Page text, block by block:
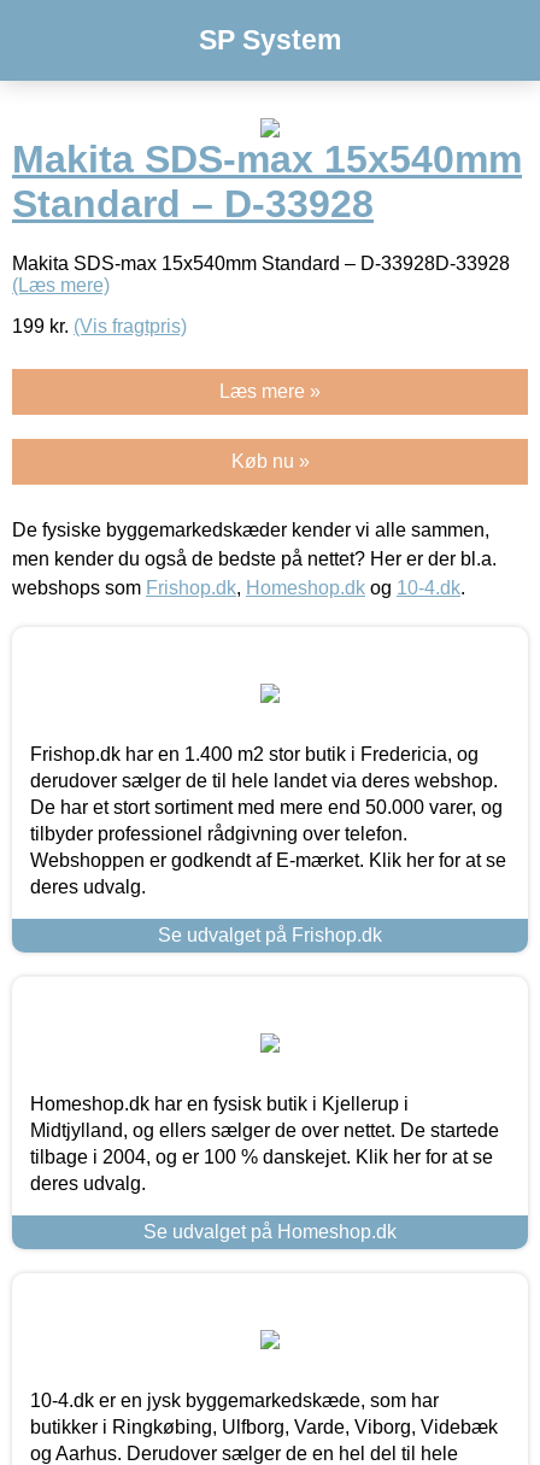
SP System
Makita SDS-max 15x540mm
Standard – D-33928
Makita SDS-max 15x540mm Standard – D-33928D-33928
(Læs mere)
199 kr. (Vis fragtpris)
Læs mere »
Køb nu »
De fysiske byggemarkedskæder kender vi alle sammen,
men kender du også de bedste på nettet? Her er der bl.a.
webshops som Frishop.dk, Homeshop.dk og 10-4.dk.
Frishop.dk har en 1.400 m2 stor butik i Fredericia, og
derudover sælger de til hele landet via deres webshop.
De har et stort sortiment med mere end 50.000 varer, og
tilbyder professionel rådgivning over telefon.
Webshoppen er godkendt af E-mærket. Klik her for at se
deres udvalg.
Se udvalget på Frishop.dk
Homeshop.dk har en fysisk butik i Kjellerup i
Midtjylland, og ellers sælger de over nettet. De startede
tilbage i 2004, og er 100 % danskejet. Klik her for at se
deres udvalg.
Se udvalget på Homeshop.dk
10-4.dk er en jysk byggemarkedskæde, som har
butikker i Ringkøbing, Ulfborg, Varde, Viborg, Videbæk
og Aarhus. Derudover sælger de en hel del til hele